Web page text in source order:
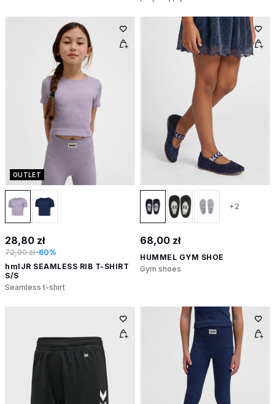
OUTLET
28,80 zł
72,00 zł-60%
hmlJR SEAMLESS RIB T-SHIRT
S/S
Seamless t-shirt
+2
68,00 zł
HUMMEL GYM SHOE
Gym shoes